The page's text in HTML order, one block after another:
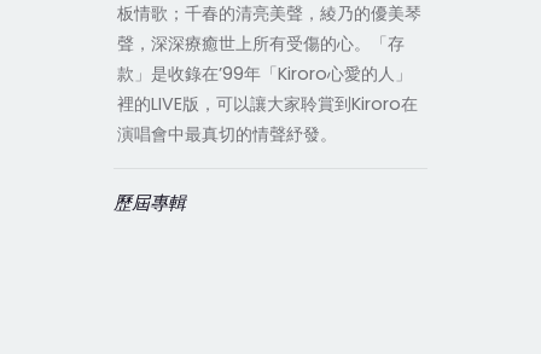
板情歌；千春的清亮美聲，綾乃的優美琴
聲，深深療癒世上所有受傷的心。「存
款」是收錄在’99年「Kiroro心愛的人」
裡的LIVE版，可以讓大家聆賞到Kiroro在
演唱會中最真切的情聲紓發。
歷屆專輯